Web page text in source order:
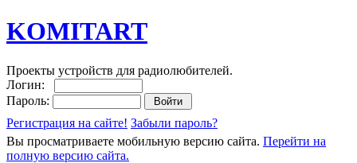
KOMITART
Проекты устройств для радиолюбителей.
Логин:
Пароль:
Регистрация на сайте! Забыли пароль?
Вы просматриваете мобильную версию сайта. Перейти на
полную версию сайта.